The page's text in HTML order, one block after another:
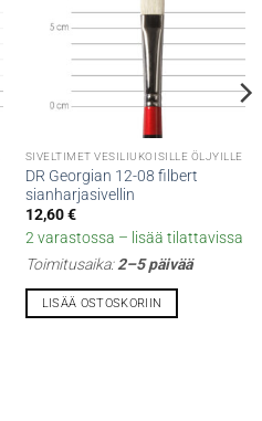
SIVELTIMET VESILIUKOISILLE ÖLJYILLE
DR Georgian 12-08 filbert
sianharjasivellin
12,60€
2 varastossa – lisää tilattavissa
Toimitusaika:2–5 päivää
LISÄÄ OSTOSKORIIN